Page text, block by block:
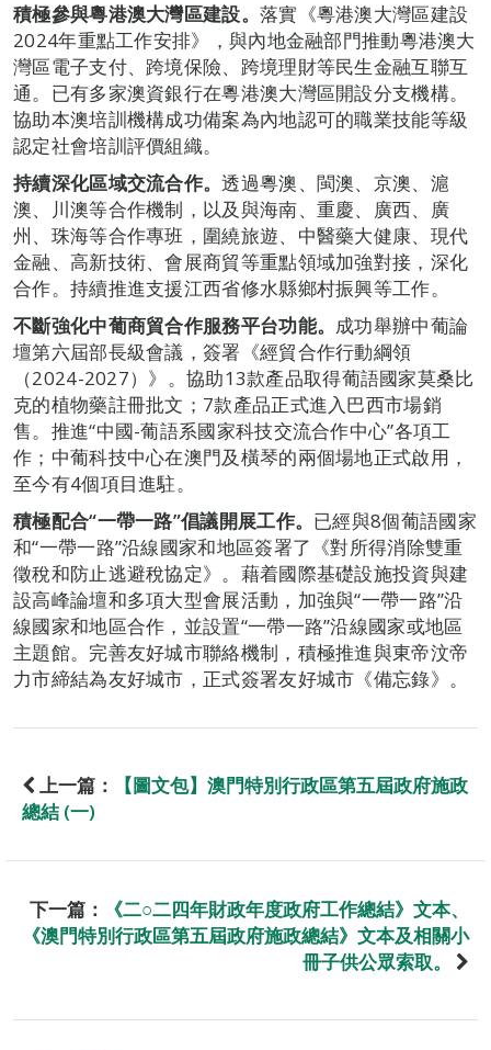
積極參與粵港澳大灣區建設。 落實《粵港澳大灣區建設
2024年重點工作安排》，與內地金融部門推動粵港澳大
灣區電子支付、跨境保險、跨境理財等民生金融互聯互
通。已有多家澳資銀行在粵港澳大灣區開設分支機構。
協助本澳培訓機構成功備案為內地認可的職業技能等級
認定社會培訓評價組織。
持續深化區域交流合作。透過粵澳、閩澳、京澳、滬
澳、川澳等合作機制，以及與海南、重慶、廣西、廣
州、珠海等合作專班，圍繞旅遊、中醫藥大健康、現代
金融、高新技術、會展商貿等重點領域加強對接，深化
合作。持續推進支援江西省修水縣鄉村振興等工作。
不斷強化中葡商貿合作服務平台功能。 成功舉辦中葡論
壇第六屆部長級會議，簽署《經貿合作行動綱領
（2024-2027）》。協助13款產品取得葡語國家莫桑比
克的植物藥註冊批文；7款產品正式進入巴西市場銷
售。推進“中國-葡語系國家科技交流合作中心”各項工
作；中葡科技中心在澳門及橫琴的兩個場地正式啟用，
至今有4個項目進駐。
積極配合“一帶一路”倡議開展工作。 已經與8個葡語國家
和“一帶一路”沿線國家和地區簽署了《對所得消除雙重
徵稅和防止逃避稅協定》。藉着國際基礎設施投資與建
設高峰論壇和多項大型會展活動，加強與“一帶一路”沿
線國家和地區合作，並設置“一帶一路”沿線國家或地區
主題館。完善友好城市聯絡機制，積極推進與東帝汶帝
力市締結為友好城市，正式簽署友好城市《備忘錄》。
上一篇：
【圖文包】澳門特別行政區第五屆政府施政
總結 (一)
下一篇：
《二○二四年財政年度政府工作總結》文本、
《澳門特別行政區第五屆政府施政總結》文本及相關小
冊子供公眾索取。